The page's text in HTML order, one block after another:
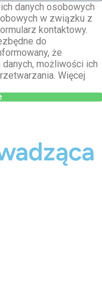
danych osobowych
w związku z
kontaktowy.
do
że
możliwości ich
Więcej